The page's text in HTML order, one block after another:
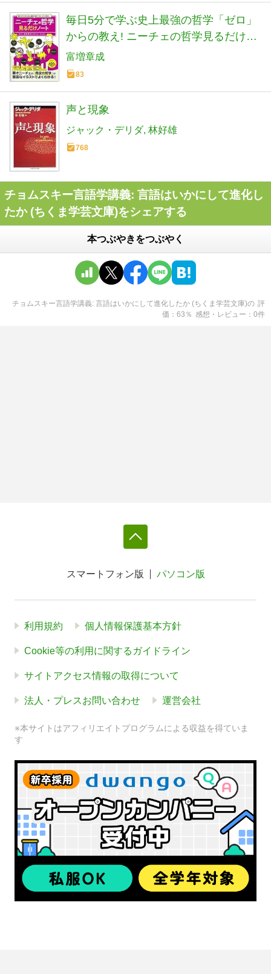
毎日5分で学ぶ史上最強の哲学「ゼロ」
からの教え! ニーチェの哲学見るだけノ
ート
富増章成
83
声と現象
ジャック・デリダ 林好雄
768
チョムスキー言語学講義: 言語はいかにして進化し
たか (ちくま学芸文庫)をシェアする
本つぶやきをつぶやく
チョムスキー言語学講義: 言語はいかにして進化したか (ちくま学芸文庫)の 評
価
63 ％ 感想・レビュー 0件
スマートフォン版 パソコン版
利用規約 個人情報保護基本方針
Cookie等の利用に関するガイドライン
サイトアクセス情報の取得について
法人・プレスお問い合わせ 運営会社
※本サイトはアフィリエイトプログラムによる収益を得ていま
す